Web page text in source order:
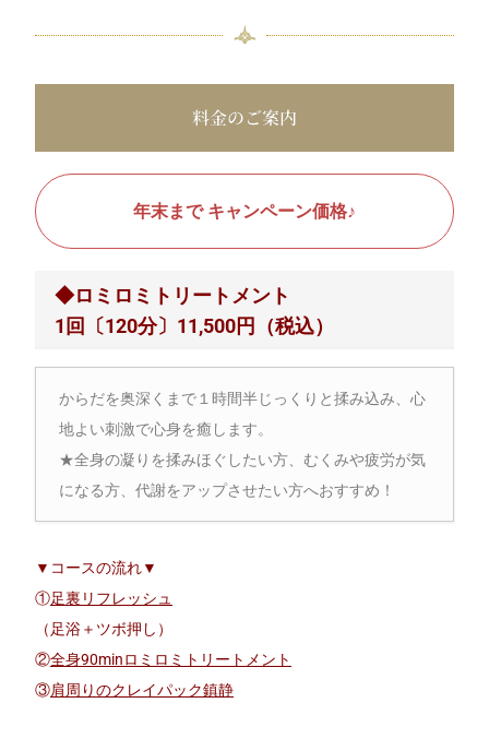
料金のご案内
年末まで キャンペーン価格♪
◆ロミロミトリートメント
1回〔120分〕11,500円（税込）
からだを奥深くまで１時間半じっくりと揉み込み、心
地よい刺激で心身を癒します。
★全身の凝りを揉みほぐしたい方、むくみや疲労が気
になる方、代謝をアップさせたい方へおすすめ！
▼コースの流れ▼
①足裏リフレッシュ
（足浴＋ツボ押し）
②全身90minロミロミトリートメント
③肩周りのクレイパック鎮静